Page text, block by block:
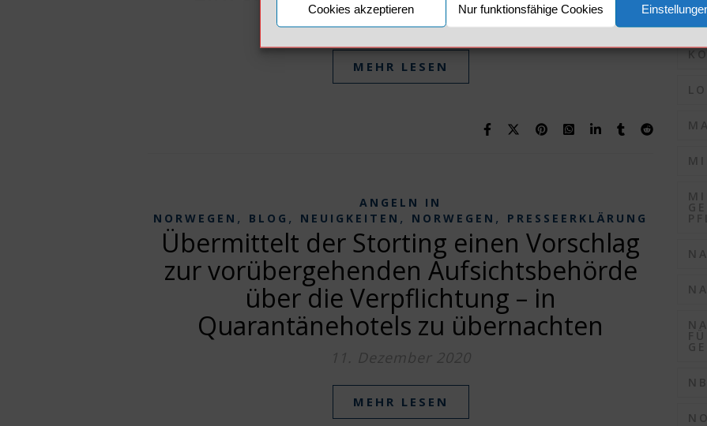
Cookies akzeptieren Nur funktionsfähige Cookies
22. Januar 2021
MEHR LESEN
ANGELN IN
NORWEGEN , BLOG , NEUIGKEITEN , NORWEGEN , PRESSEERKLÄRUNG
Übermittelt der Storting einen Vorschlag
zur vorübergehenden Aufsichtsbehörde
über die Verpflichtung – in
Quarantänehotels zu übernachten
11. Dezember 2020
MEHR LESEN